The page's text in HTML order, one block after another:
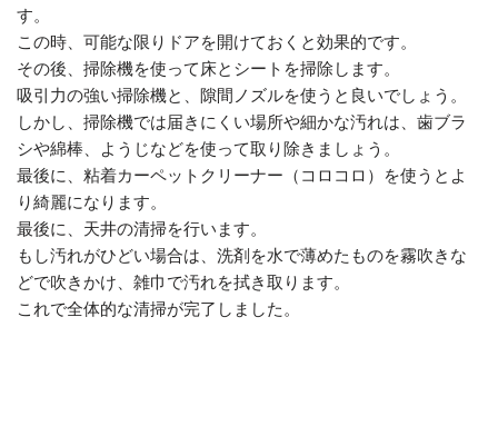
す。
この時、可能な限りドアを開けておくと効果的です。
その後、掃除機を使って床とシートを掃除します。
吸引力の強い掃除機と、隙間ノズルを使うと良いでしょう。
しかし、掃除機では届きにくい場所や細かな汚れは、歯ブラ
シや綿棒、ようじなどを使って取り除きましょう。
最後に、粘着カーペットクリーナー（コロコロ）を使うとよ
り綺麗になります。
最後に、天井の清掃を行います。
もし汚れがひどい場合は、洗剤を水で薄めたものを霧吹きな
どで吹きかけ、雑巾で汚れを拭き取ります。
これで全体的な清掃が完了しました。